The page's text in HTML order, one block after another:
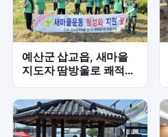
예산군 삽교읍, 새마을
지도자 땀방울로 쾌적한
마을 조성